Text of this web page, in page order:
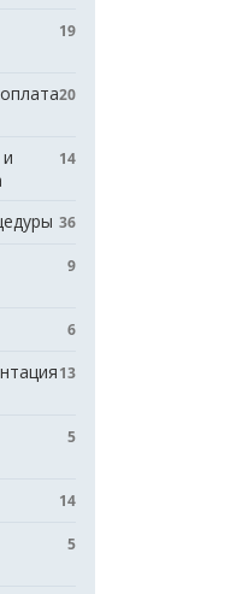
19
20
14
36
9
6
13
5
14
5